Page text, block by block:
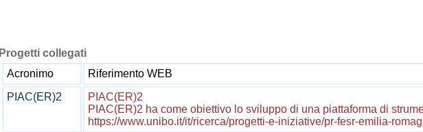
Progetti collegati
Acronimo
Riferimento WEB
PIAC(ER)2
PIAC(ER)2
PIAC(ER)2 ha come obiettivo lo sviluppo di una piattaforma di
https://www.unibo.it/it/ricerca/progetti-e-iniziative/pr-fesr-emilia-